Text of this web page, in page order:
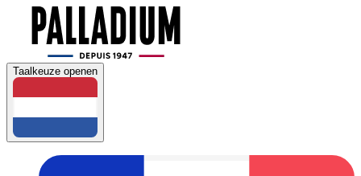
Taalkeuze openen